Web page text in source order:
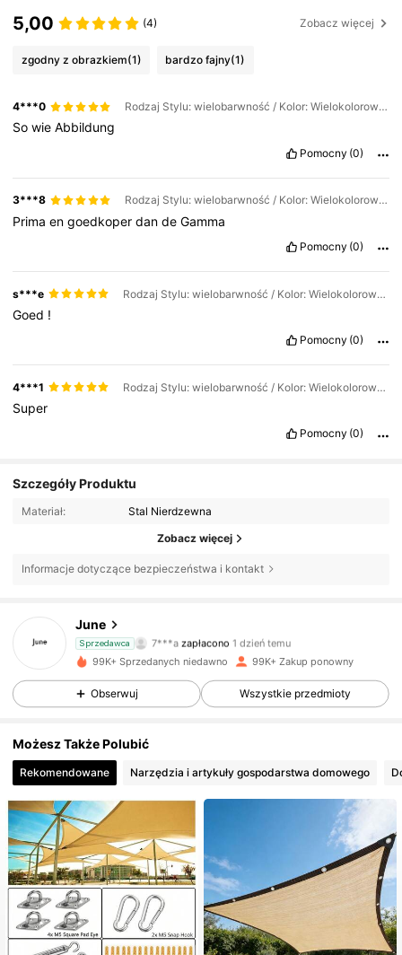
5,00 (4) Zobacz więcej
zgodny z obrazkiem(1) bardzo fajny(1)
4***0 Rodzaj Stylu: wielobarwność / Kolor: Wielokolorowe / Rozmiar: 44 szt./zestaw
SowieAbbildung
Pomocny (0)
3***8 Rodzaj Stylu: wielobarwność / Kolor: Wielokolorowe / Rozmiar: 11 szt. (1 sztuka)
PrimaengoedkoperdandeGamma
Pomocny (0)
s***e Rodzaj Stylu: wielobarwność / Kolor: Wielokolorowe / Rozmiar: 44 szt./zestaw
Goed !
Pomocny (0)
4***1 Rodzaj Stylu: wielobarwność / Kolor: Wielokolorowe / Rozmiar: 11 szt. (1 sztuka)
Super
Pomocny (0)
Szczegóły Produktu
Materiał: Stal Nierdzewna
Zobacz więcej
Informacje dotyczące bezpieczeństwa i kontakt
June
Sprzedawca
7***a zapłacono 1 dzień temu
6.9K Obserwujący
4,87
4,87 6.9K Obserwujący
4,87 6.9K Obserwujący
99K+ Sprzedanych niedawno 99K+ Zakup ponowny
Obserwuj Wszystkie przedmioty
Możesz Także Polubić
Rekomendowane Narzędzia i artykuły gospodarstwa domowego